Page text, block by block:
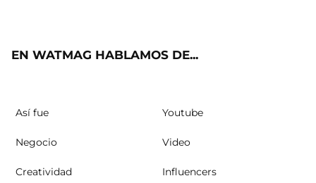
EN WATMAG HABLAMOS DE...
Así fue Youtube
Negocio Video
Creatividad Influencers